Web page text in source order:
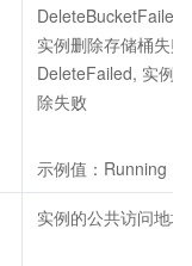
DeleteBucketFailed,
实例删除存储桶失败
DeleteFailed, 实例删
除失败
示例值：Running
实例的公共访问地址